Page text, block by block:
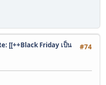
#74
[[++Black Friday เป็น